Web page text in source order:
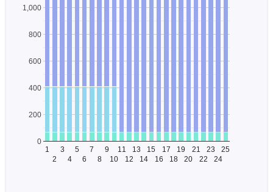
1
2
3
4
5
6
7
8
9
10
11
12
13
14
15
16
17
18
19
20
21
22
23
24
25
0
200
400
600
800
1,000